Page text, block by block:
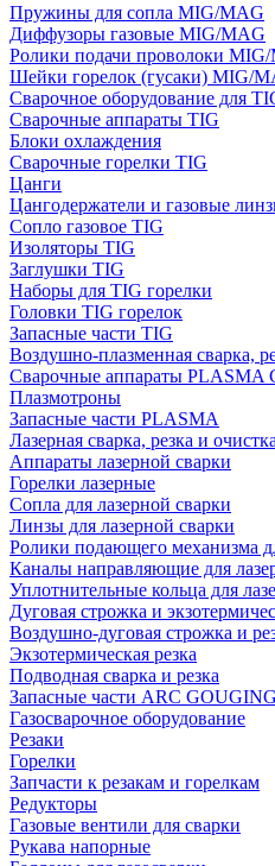
Пружины для сопла MIG/MAG
Диффузоры газовые MIG/MAG
Ролики подачи проволоки
Шейки горелок (гусаки) MIG/
Сварочное оборудование для
Сварочные аппараты TIG
Блоки охлаждения
Сварочные горелки TIG
Цанги
Цангодержатели и газовые
Сопло газовое TIG
Изоляторы TIG
Заглушки TIG
Наборы для TIG горелки
Головки TIG горелок
Запасные части TIG
Воздушно-плазменная сварка,
Сварочные аппараты PLASMA
Плазмотроны
Запасные части PLASMA
Лазерная сварка, резка и очистка
Аппараты лазерной сварки
Горелки лазерные
Сопла для лазерной сварки
Линзы для лазерной сварки
Ролики подающего механизма
Каналы направляющие для
Уплотнительные кольца для
Дуговая строжка и
Воздушно-дуговая строжка и
Экзотермическая резка
Подводная сварка и резка
Запасные части ARC
Газосварочное оборудование
Резаки
Горелки
Запчасти к резакам и горелкам
Редукторы
Газовые вентили для сварки
Рукава напорные